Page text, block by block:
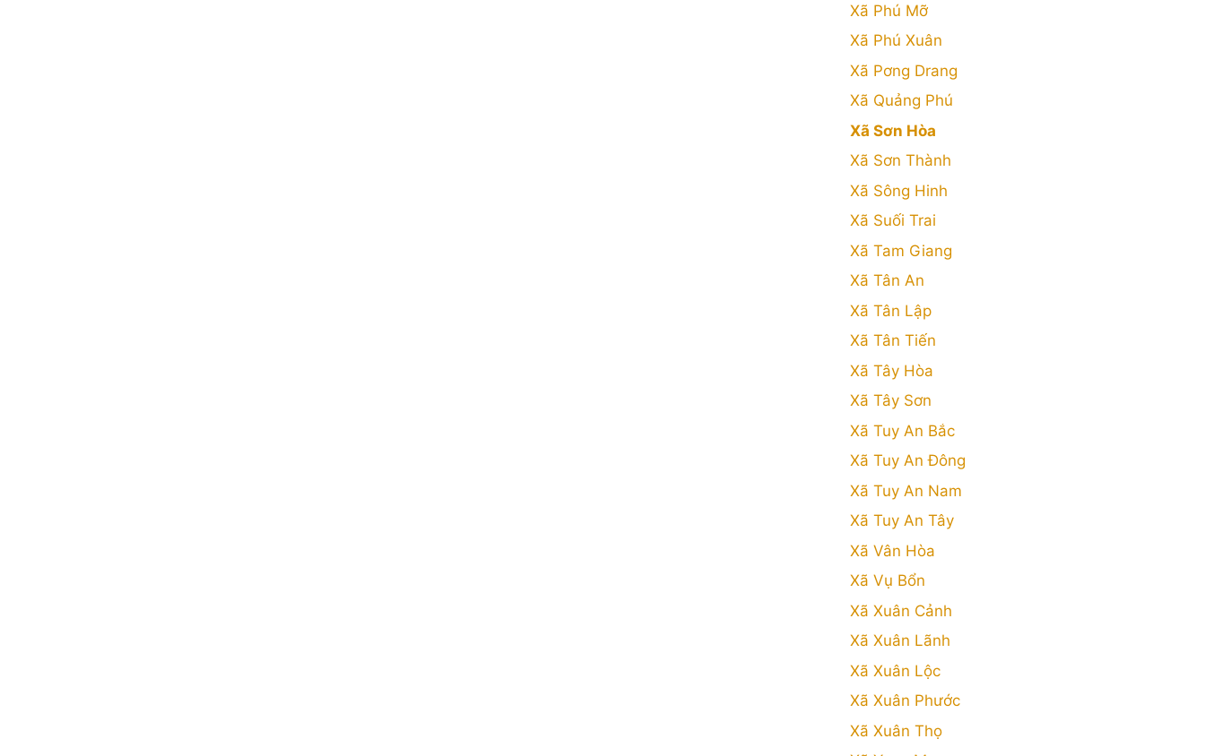
Xã Phú Mỡ
Xã Phú Xuân
Xã Pơng Drang
Xã Quảng Phú
Xã Sơn Hòa
Xã Sơn Thành
Xã Sông Hinh
Xã Suối Trai
Xã Tam Giang
Xã Tân An
Xã Tân Lập
Xã Tân Tiến
Xã Tây Hòa
Xã Tây Sơn
Xã Tuy An Bắc
Xã Tuy An Đông
Xã Tuy An Nam
Xã Tuy An Tây
Xã Vân Hòa
Xã Vụ Bổn
Xã Xuân Cảnh
Xã Xuân Lãnh
Xã Xuân Lộc
Xã Xuân Phước
Xã Xuân Thọ